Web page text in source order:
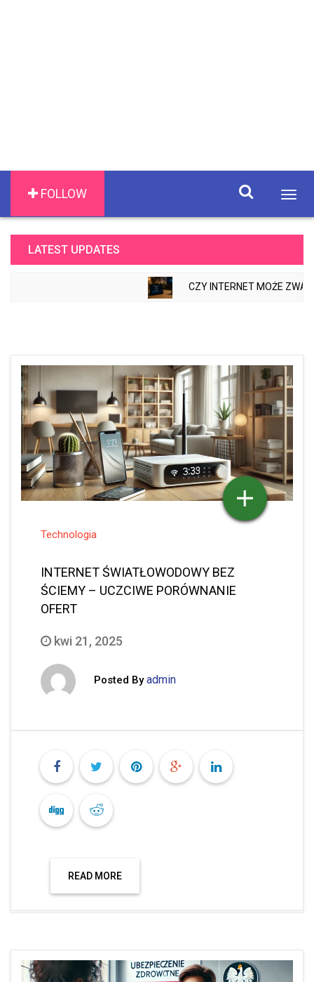
FOLLOW
LATEST UPDATES
CZY INTERNET MOŻE ZWALNIAĆ
Technologia
INTERNET ŚWIATŁOWODOWY BEZ
ŚCIEMY – UCZCIWE PORÓWNANIE
OFERT
kwi 21, 2025
Posted By admin
READ MORE